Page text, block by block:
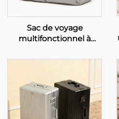
Sac de voyage
multifonctionnel à
remise en forme, la
sport et l'informatique
— sac à bandoulière
tendance avec
fermeture à glissière